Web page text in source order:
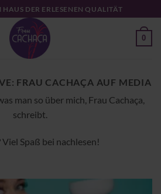
DER ERLESENEN QUALITÄT
0
FRAU CACHAÇA AUF MEDIA
man so über mich, Frau Cachaça,
schreibt.
Viel Spaß bei nachlesen!